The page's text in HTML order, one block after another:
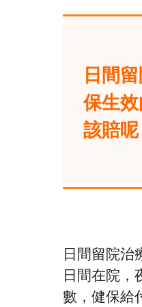
日間
保生
該賠呢
日間留院治
日間在院，
數，健保給